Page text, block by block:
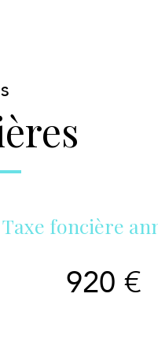
Taxe foncière
920 €